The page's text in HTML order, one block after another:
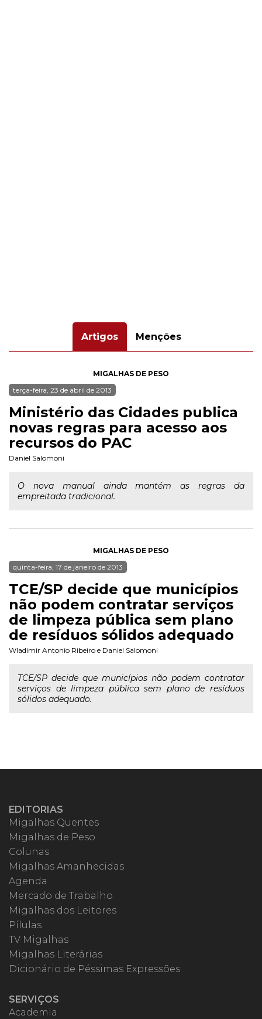
Artigos Menções
MIGALHAS DE PESO
terça-feira, 23 de abril de 2013
Ministério das Cidades publica
novas regras para acesso aos
recursos do PAC
Daniel Salomoni
O nova manual ainda mantém as regras da
empreitada tradicional.
MIGALHAS DE PESO
quinta-feira, 17 de janeiro de 2013
TCE/SP decide que municípios
não podem contratar serviços
de limpeza pública sem plano
de resíduos sólidos adequado
Wladimir Antonio Ribeiro e Daniel Salomoni
TCE/SP decide que municípios não podem contratar
serviços de limpeza pública sem plano de resíduos
sólidos adequado.
EDITORIAS
Migalhas Quentes
Migalhas de Peso
Colunas
Migalhas Amanhecidas
Agenda
Mercado de Trabalho
Migalhas dos Leitores
Pílulas
TV Migalhas
Migalhas Literárias
Dicionário de Péssimas Expressões
SERVIÇOS
Academia